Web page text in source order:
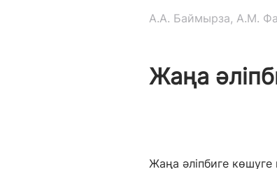
А.А. Баймырза, А.М.
Жаңа
Жаңа әліпбиге